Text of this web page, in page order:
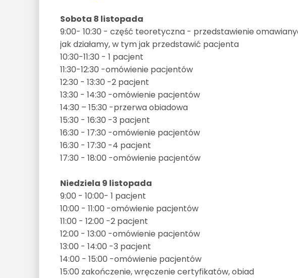
Sobota 8 listopada
9:00- 10:30 - część teoretyczna - przedstawienie
jak działamy, w tym jak przedstawić pacjenta
10:30-11:30 - 1 pacjent
11:30-12:30 -omówienie pacjentów
12:30 - 13:30 -2 pacjent
13:30 - 14:30 -omówienie pacjentów
14:30 – 15:30 -przerwa obiadowa
15:30 - 16:30 -3 pacjent
16:30 - 17:30 -omówienie pacjentów
16:30 - 17:30 -4 pacjent
17:30 - 18:00 -omówienie pacjentów
Niedziela 9 listopada
9:00 - 10:00- 1 pacjent
10:00 - 11:00 -omówienie pacjentów
11:00 - 12:00 -2 pacjent
12:00 - 13:00 -omówienie pacjentów
13:00 - 14:00 -3 pacjent
14:00 - 15:00 -omówienie pacjentów
15:00 zakończenie, wręczenie certyfikatów, obiad